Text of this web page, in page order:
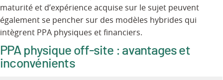
maturité et d’expérience acquise sur le sujet peuvent
également se pencher sur des modèles hybrides qui
intègrent PPA physiques et financiers.
PPA physique off-site : avantages et
inconvénients